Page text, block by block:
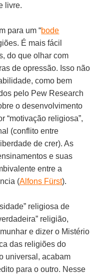
livre.
para um “bode
É mais fácil
do que olhar com
de opressão. Isso não
como bem
pelo Pew Research
o desenvolvimento
“motivação religiosa”,
(conflito entre
de crer). As
e suas
entre a
(Alfons Fürst).
religiosa de
religião,
e dizer o Mistério
das religiões do
universal, acabam
para o outro. Nesse